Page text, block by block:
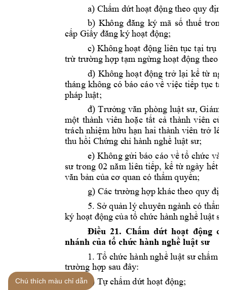
a) Chấm dứt hoạt động theo quy
b) Không đăng ký mã số thuế trong
cấp Giấy đăng ký hoạt động;
c) Không hoạt động liên tục tại trụ
trừ trường hợp tạm ngừng hoạt động theo
d) Không hoạt động trở lại kể từ
tháng không có báo cáo về việc tiếp tục t
pháp luật;
đ) Trưởng văn phòng luật sư, Giám
một thành viên hoặc tất cả thành viên
trách nhiệm hữu hạn hai thành viên trở lên
thu hồi Chứng chỉ hành nghề luật sư;
e) Không gửi báo cáo về tổ chức và
sư trong 02 năm liên tiếp, kể từ ngày hết
văn bản của cơ quan có thẩm quyền;
g) Các trường hợp khác theo quy
5. Sở quản lý chuyên ngành có thẩm
ký hoạt động của tổ chức hành nghề luật s
Điều 21. Chấm dứt hoạt động
nhánh của tổ chức hành nghề luật sư
1. Tổ chức hành nghề luật sư chấm
trường hợp sau đây:
a) Tự chấm dứt hoạt động;
Chú thích màu chỉ dẫn